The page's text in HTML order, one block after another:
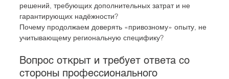
решений, требующих дополнительных затрат и не
гарантирующих надёжности?
Почему продолжаем доверять «привозному» опыту, не
учитывающему региональную специфику?
Вопрос открыт и требует ответа со
стороны профессионального